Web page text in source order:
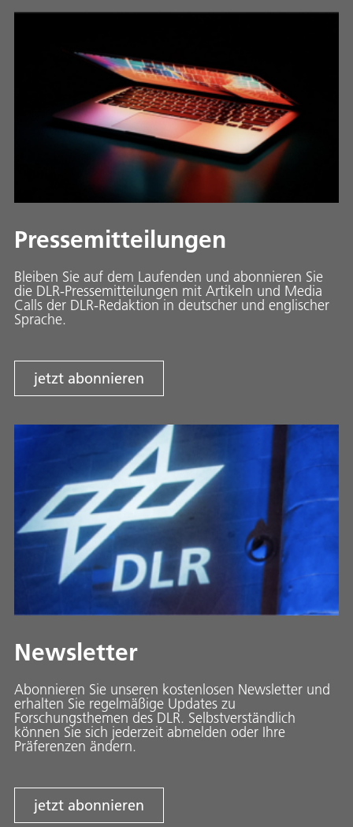
Pressemitteilungen
Bleiben Sie auf dem Laufenden und abonnieren Sie
die DLR-Pressemitteilungen mit Artikeln und Media
Calls der DLR-Redaktion in deutscher und englischer
Sprache.
jetzt abonnieren
Newsletter
Abonnieren Sie unseren kostenlosen Newsletter und
erhalten Sie regelmäßige Updates zu
Forschungsthemen des DLR. Selbstverständlich
können Sie sich jederzeit abmelden oder Ihre
Präferenzen ändern.
jetzt abonnieren